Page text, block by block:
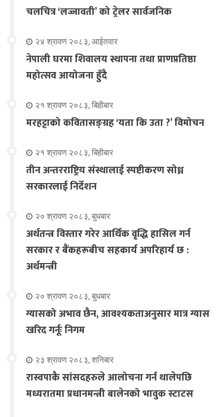
चलचित्र ‘लज्जावती’ को ट्रेलर सार्वजनिक
२४ श्रावण २०८३, आईतवार
नेपाली घरमा शिवालय स्थापना तथा प्राणप्रतिष्ठा
महोत्सव आयोजना हुँदै
२१ श्रावण २०८३, बिहीबार
मरहट्टाको कवितासङ्ग्रह ‘यता कि उता ?’ विमोचन
२१ श्रावण २०८३, बिहीबार
तीन अन्तरराष्ट्रिय संस्थालाई स्पष्टीकरण सोध्न
सरकारलाई निर्देशन
२० श्रावण २०८३, बुधबार
अर्थतन्त्र विस्तार गरेर आर्थिक वृद्धि हासिल गर्न
सरकार र बैंकहरूबीच सहकार्य अपरिहार्य छ :
अर्थमन्त्री
२० श्रावण २०८३, बुधबार
ग्यासको अभाव छैन, आवश्यकताअनुसार मात्र ग्यास
खरिद गर्नूः निगम
२३ श्रावण २०८३, शनिबार
रास्वपाकै सांसदहरुले आलोचना गर्न थालेपछि
मध्यरातमा प्रधानमन्त्री बालेनको भावुक स्टाटस